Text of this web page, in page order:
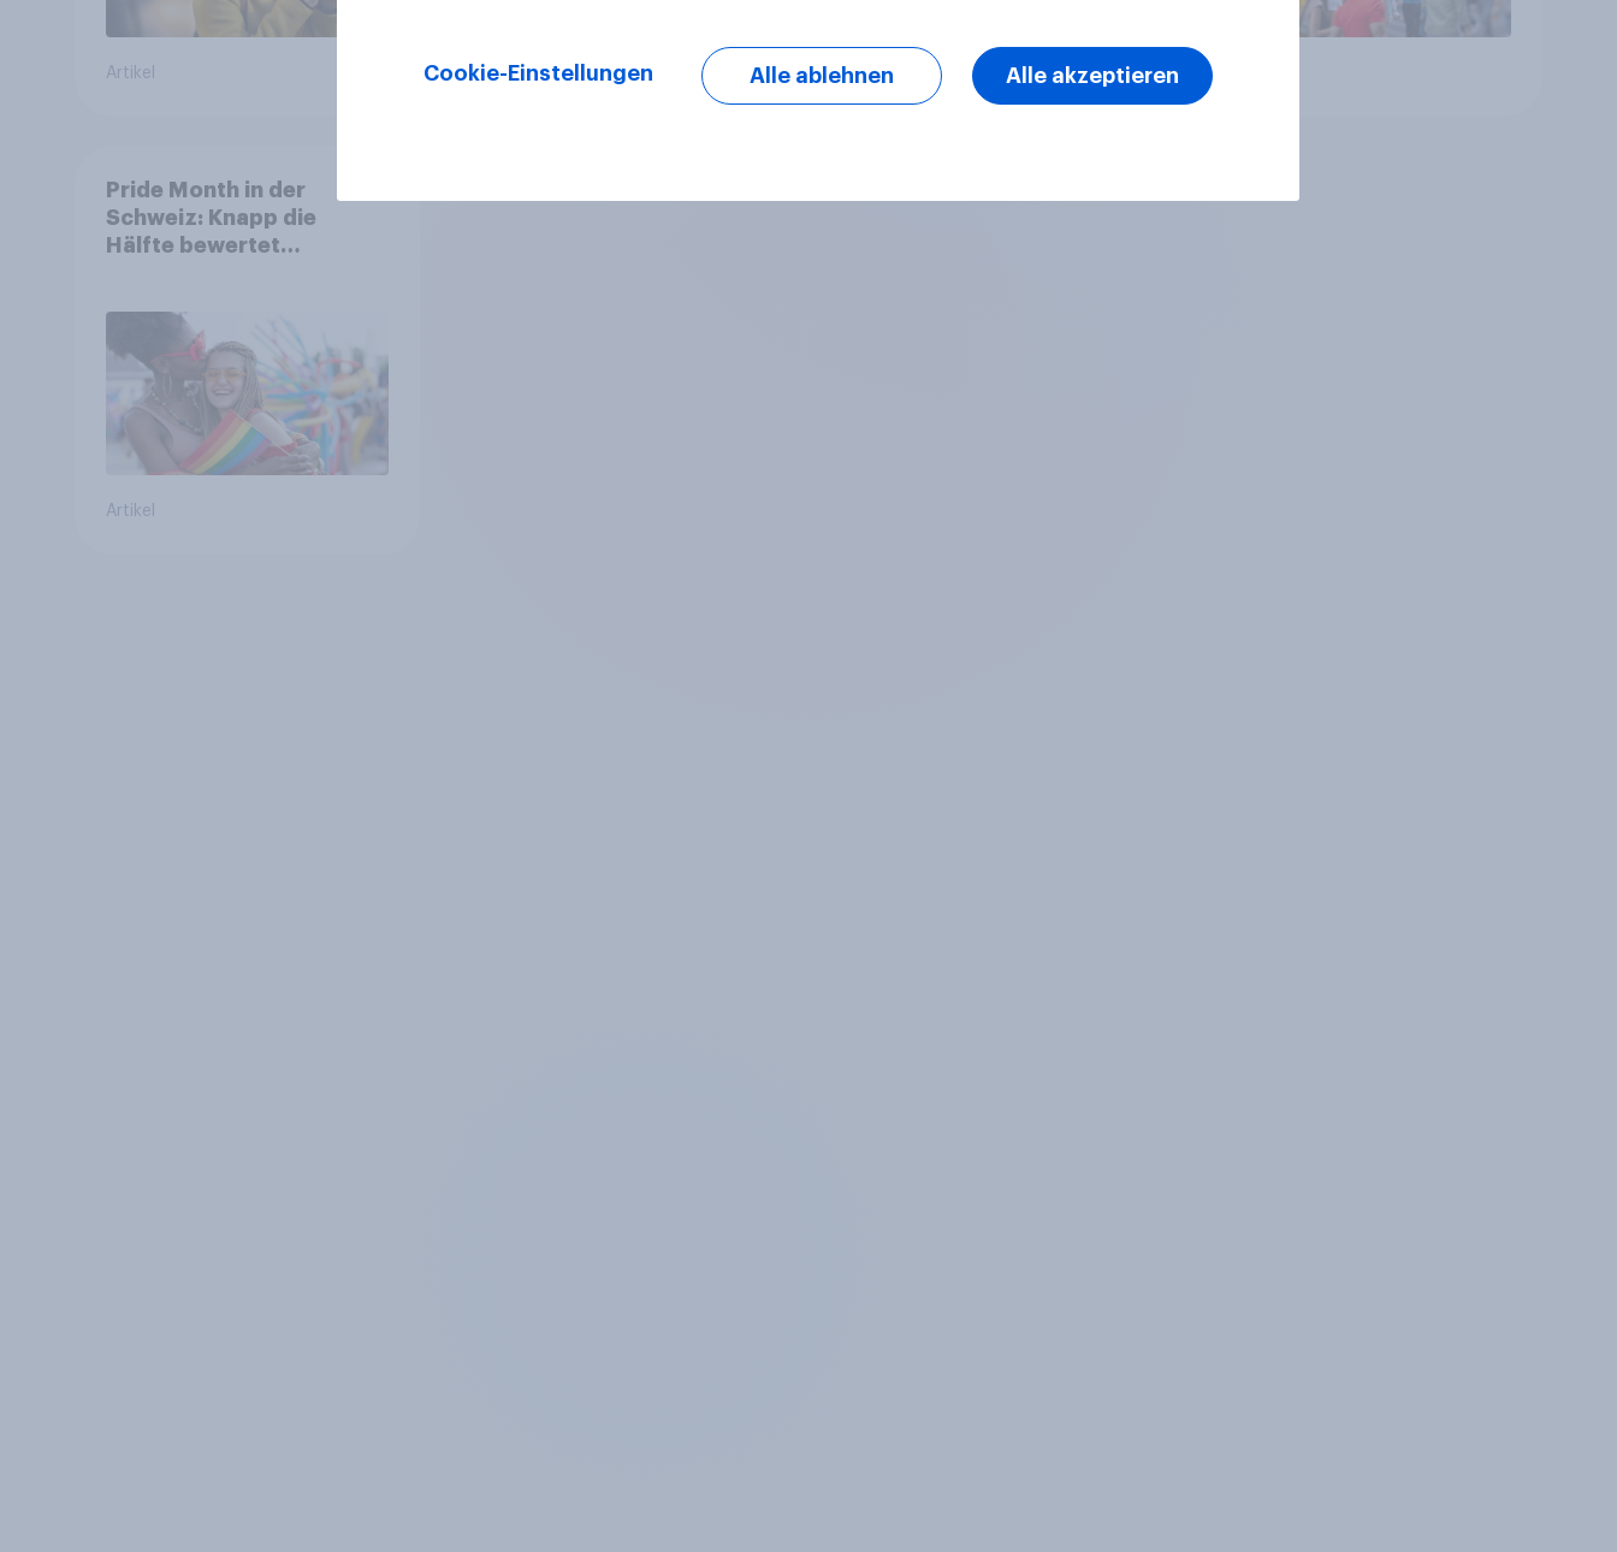
Artikel Artikel Artikel
Pride Month in der
Schweiz: Knapp die
Hälfte bewertet
bleibt umstritten
Artikel
Cookie-Einstellungen Alle ablehnen Alle akzeptieren